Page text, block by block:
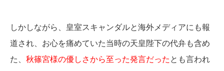
しかしながら、皇室スキャンダルと海外メディアにも報
道され、お心を痛めていた当時の天皇陛下の代弁も含め
た、 秋篠宮様の優しさから至った発言だった とも言われ